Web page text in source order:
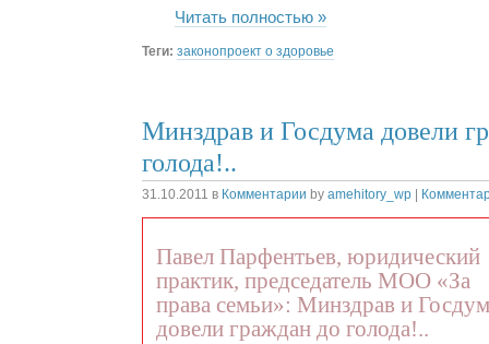
Читать полностью »
Теги: законопроект о здоровье
Минздрав и Госдума довели
голода!..
31.10.2011 в Комментарии by amehitory_wp
Павел Парфентьев, юридический
практик, председатель МОО «За
права семьи»: Минздрав и
довели граждан до голода!..